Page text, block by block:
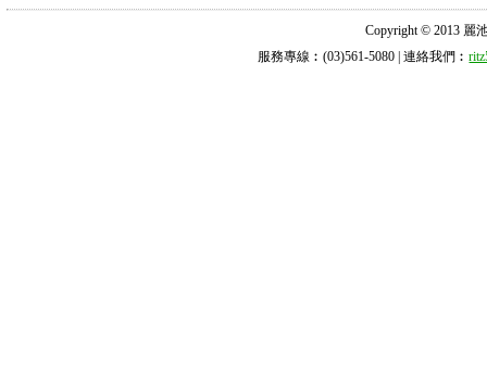
Copyright © 2013 麗
服務專線︰(03)561-5080 | 連絡我們︰